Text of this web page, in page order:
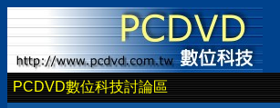
PCDVD數位科技討論區